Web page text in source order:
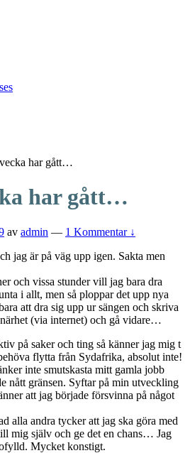
har gått…
har gått…
av admin — 1 Kommentar ↓
jag är på väg upp igen. Sakta men
och vissa stunder vill jag bara dra
i allt, men så ploppar det upp nya
att dra sig upp ur sängen och skriva
(via internet) och gå vidare…
på saker och ting så känner jag mig t
flytta från Sydafrika, absolut inte!
inte smutskasta mitt gamla jobb
nått gränsen. Syftar på min utveckling
att jag började försvinna på något
alla andra tycker att jag ska göra med
mig själv och ge det en chans… Jag
Mycket konstigt.